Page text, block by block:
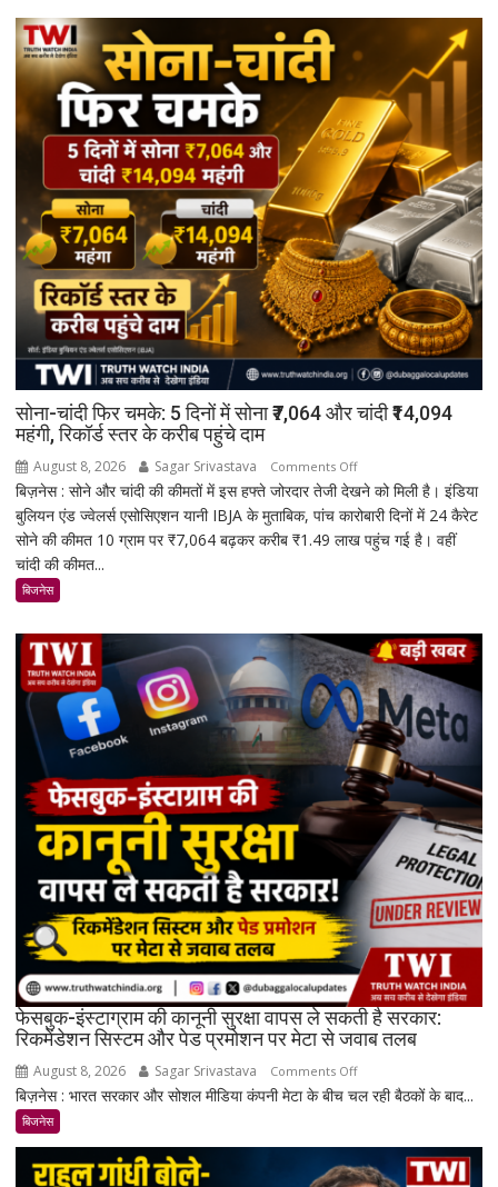
सोना-चांदी फिर चमके: 5 दिनों में सोना ₹7,064 और चांदी ₹14,094
महंगी, रिकॉर्ड स्तर के करीब पहुंचे दाम
August 8, 2026 Sagar Srivastava Comments Offon
सोना-
चांदी
फिर
में
सोना
₹7,064
और
चांदी
₹14,094
महंगी,
रिकॉर्ड
के
करीब
पहुंचे
दाम
बिज़नेस : सोने और चांदी की कीमतों में इस हफ्ते जोरदार तेजी देखने को मिली है। इंडिया
बुलियन एंड ज्वेलर्स एसोसिएशन यानी IBJA के मुताबिक, पांच कारोबारी दिनों में 24 कैरेट
सोने की कीमत 10 ग्राम पर ₹7,064 बढ़कर करीब ₹1.49 लाख पहुंच गई है। वहीं
चांदी की कीमत...
बिजनेस
फेसबुक-इंस्टाग्राम की कानूनी सुरक्षा वापस ले सकती है सरकार:
रिकमेंडेशन सिस्टम और पेड प्रमोशन पर मेटा से जवाब तलब
August 8, 2026 Sagar Srivastava Comments Offon
फेसबुक-
कानूनी
बिज़नेस : भारत सरकार और सोशल मीडिया कंपनी मेटा के बीच चल रही बैठकों के बाद...
बिजनेस